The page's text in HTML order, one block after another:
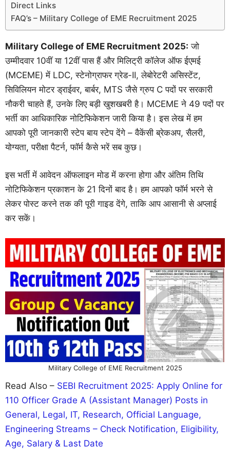
Direct Links
FAQ’s – Military College of EME Recruitment 2025
Military College of EME Recruitment 2025: जो
उम्मीदवार 10वीं या 12वीं पास हैं और मिलिट्री कॉलेज ऑफ ईएमई
(MCEME) में LDC, स्टेनोग्राफर ग्रेड-II, लेबोरेटरी असिस्टेंट,
सिविलियन मोटर ड्राईवर, बार्बर, MTS जैसे ग्रुप C पदों पर सरकारी
नौकरी चाहते हैं, उनके लिए बड़ी खुशखबरी है। MCEME ने 49 पदों पर
भर्ती का आधिकारिक नोटिफिकेशन जारी किया है। इस लेख में हम
आपको पूरी जानकारी स्टेप बाय स्टेप देंगे – वैकेंसी ब्रेकअप, सैलरी,
योग्यता, परीक्षा पैटर्न, फॉर्म कैसे भरें सब कुछ।
इस भर्ती में आवेदन ऑफलाइन मोड में करना होगा और अंतिम तिथि
नोटिफिकेशन प्रकाशन के 21 दिनों बाद है। हम आपको फॉर्म भरने से
लेकर पोस्ट करने तक की पूरी गाइड देंगे, ताकि आप आसानी से अप्लाई
कर सकें।
Military College of EME Recruitment 2025
Read Also – SEBI Recruitment 2025: Apply Online for
110 Officer Grade A (Assistant Manager) Posts in
General, Legal, IT, Research, Official Language,
Engineering Streams – Check Notification, Eligibility,
Age, Salary & Last Date